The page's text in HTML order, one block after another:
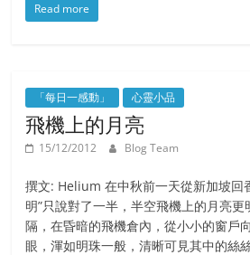
Read more
「每日一感動」 心靈小品
飛機上的月亮
15/12/2012 Blog Team
撰文: Helium 在中秋前一天從新加坡回
明”只說對了一半，半空飛機上的月亮更
隔，在昏暗的飛機倉內，從小小的窗戶
眼，渾如明珠一般，清晰可見其中的絲